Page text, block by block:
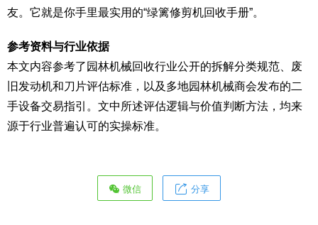
友。它就是你手里最实用的“绿篱修剪机回收手册”。
参考资料与行业依据
本文内容参考了园林机械回收行业公开的拆解分类规范、废
旧发动机和刀片评估标准，以及多地园林机械商会发布的二
手设备交易指引。文中所述评估逻辑与价值判断方法，均来
源于行业普遍认可的实操标准。
微信 分享